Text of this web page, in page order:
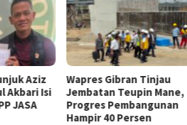
Aziz
Akbari Isi
JASA
Wapres Gibran Tinjau
Jembatan Teupin Mane,
Progres Pembangunan
Hampir 40 Persen